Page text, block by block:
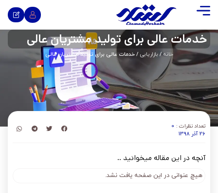
خدمات عالی برای تولید مشتریان عالی
خانه/ بازاریابی / خدمات عالی برای تولید مشتریان عالی
تعداد نظرات : 0
26 آذر 1398
آنچه در این مقاله میخوانید ..
هیچ عنوانی در این صفحه یافت نشد.